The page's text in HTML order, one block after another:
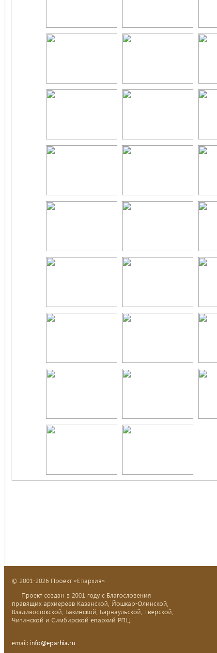
© 2001-2026 Проект «Епархия»
Проект создан в 2001 году с Благословения
правящих архиереев Казанской, Йошкар-Олинской,
Владивостокской, Бакинской, Барнаульской, Тверской,
Читинской и Симбирской епархий РПЦ.
email: info@eparhia.ru